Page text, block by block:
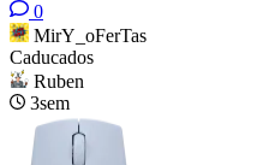
0
MirY_oFerTas
Caducados
Ruben
3sem